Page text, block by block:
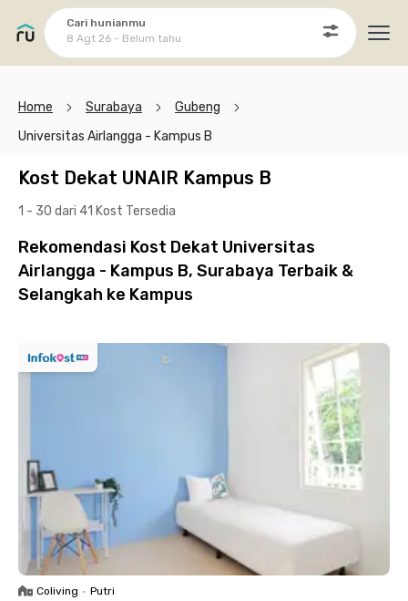
Cari hunianmu
8 Agt 26 - Belum tahu
Home Surabaya
Gubeng
Universitas Airlangga - Kampus B
Kost Dekat UNAIR Kampus B
1 - 30 dari 41 Kost Tersedia
Rekomendasi Kost Dekat Universitas
Airlangga - Kampus B, Surabaya Terbaik &
Selangkah ke Kampus
Coliving • Putri